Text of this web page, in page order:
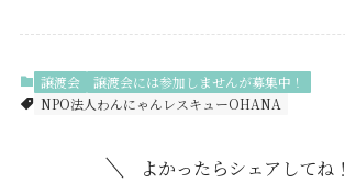
譲渡会
譲渡会には参加しませんが募集中！
NPO法人わんにゃんレスキューOHANA
よかったらシェアしてね！